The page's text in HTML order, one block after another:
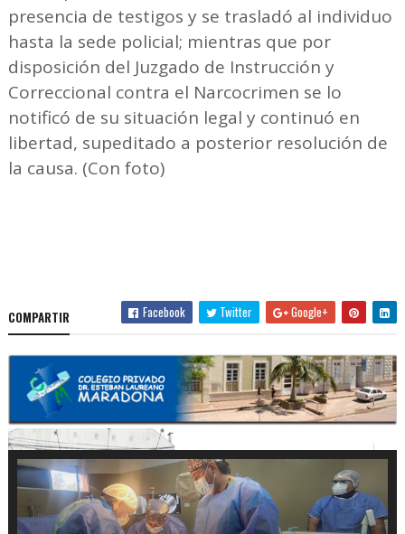
presencia de testigos y se trasladó al individuo
hasta la sede policial; mientras que por
disposición del Juzgado de Instrucción y
Correccional contra el Narcocrimen se lo
notificó de su situación legal y continuó en
libertad, supeditado a posterior resolución de
la causa. (Con foto)
COMPARTIR Facebook Twitter Google+